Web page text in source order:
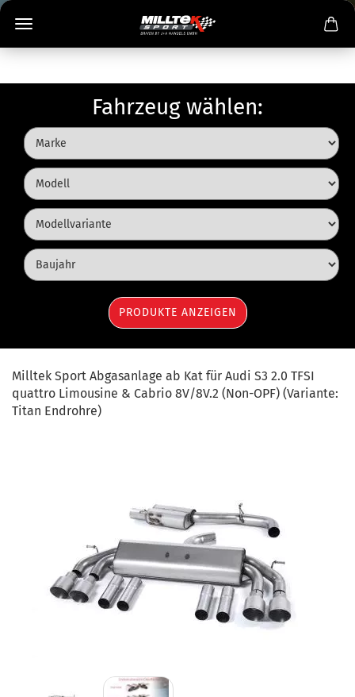
Fahrzeug wählen:
Milltek Sport Abgasanlage ab Kat für Audi S3 2.0 TFSI
quattro Limousine & Cabrio 8V/8V.2 (Non-OPF) (Variante:
Titan Endrohre)